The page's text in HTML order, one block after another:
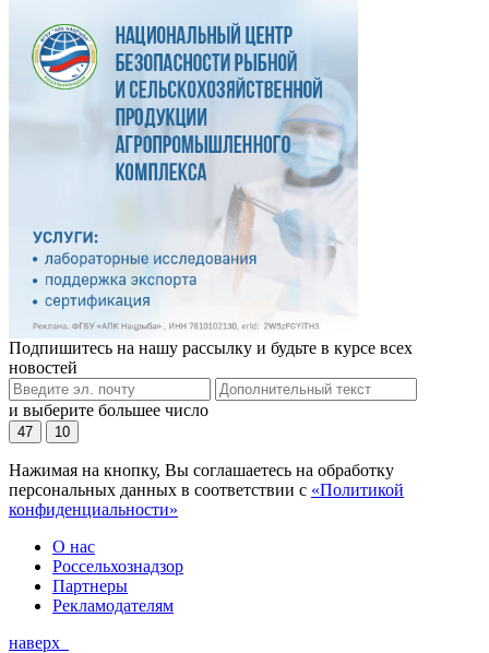
Подпишитесь на нашу рассылку и будьте в курсе всех
новостей
и выберите большее число
47 10
Нажимая на кнопку, Вы соглашаетесь на обработку
персональных данных в соответствии с «Политикой
конфиденциальности»
О нас
Россельхознадзор
Партнеры
Рекламодателям
наверх